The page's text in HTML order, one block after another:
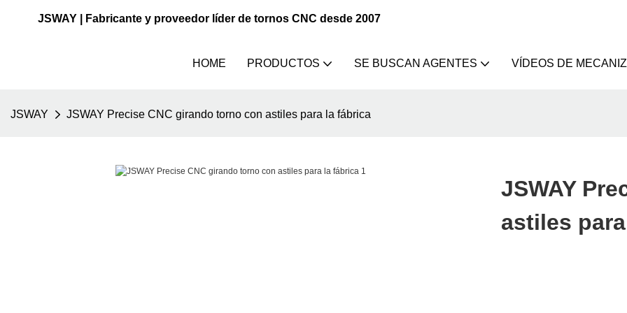
JSWAY | Fabricante y proveedor líder de tornos CNC desde 2007
HOME PRODUCTOS SE BUSCAN AGENTES VÍDEOS DE
JSWAY JSWAY Precise CNC girando torno con astiles para la fábrica
JSWAY
astiles